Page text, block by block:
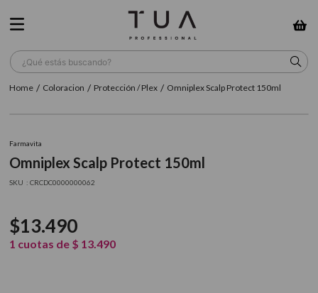
¿Qué estás buscando?
Coloracion Protección / Plex Omniplex Scalp Protect 150ml
Farmavita
Omniplex Scalp Protect 150ml
: CRCDC0000000062
$13.490
1 cuotas de $ 13.490
TÉRMINOS MÁS BUSCADOS
5. cepillo
6. gama